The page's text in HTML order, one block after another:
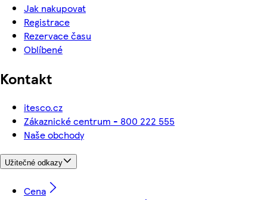
Jak nakupovat
Registrace
Rezervace času
Oblíbené
Kontakt
itesco.cz
Zákaznické centrum - 800 222 555
Naše obchody
Užitečné odkazy
Cena